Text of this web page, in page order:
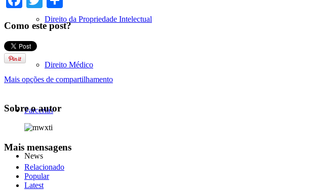
Direito da Propriedade Intelectual
Direito Médico
Parcerias
News
Como este post?
Mais opções de compartilhamento
Sobre o autor
Mais mensagens
Relacionado
Popular
Latest